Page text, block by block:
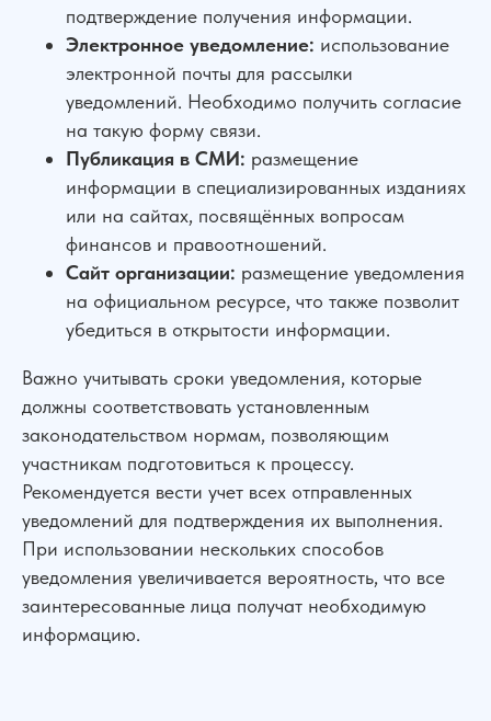
Бесплатная консультация
Консультация по телефону
Написать в WhatsApp
Адрес нашего офиса
подтверждение получения информации.
Электронное уведомление: использование
электронной почты для рассылки
уведомлений. Необходимо получить согласие
на такую форму связи.
Публикация в СМИ: размещение
информации в специализированных изданиях
или на сайтах, посвящённых вопросам
финансов и правоотношений.
Сайт организации: размещение уведомления
на официальном ресурсе, что также позволит
убедиться в открытости информации.
Важно учитывать сроки уведомления, которые
должны соответствовать установленным
законодательством нормам, позволяющим
участникам подготовиться к процессу.
Рекомендуется вести учет всех отправленных
уведомлений для подтверждения их выполнения.
При использовании нескольких способов
уведомления увеличивается вероятность, что все
заинтересованные лица получат необходимую
информацию.
УПРАВА ТМ групп © Все права защищены. Зарегистрирован товарный
ДЛЯ КЛИЕНТОВ
НАШИ ОФИСЫ
О компании
Прайс лист
Специалисты
Отзывы
Политика конфиденциальности
г. Ростов-на-Дону, ул. Красноармейская 141/128
Пользовательское соглашение
Согласие на обработку персональных данных
Семейные дела
Блог
Карта сайта
Показать все офисы
г. Шахты, ул. Советская, д.279, оф 10
г. Краснодар, ул. Северная, 476
Вакансии